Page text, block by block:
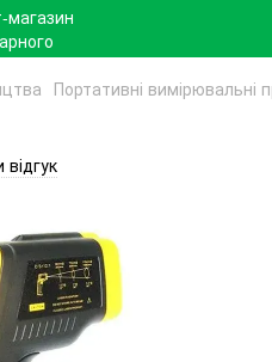
Портативні